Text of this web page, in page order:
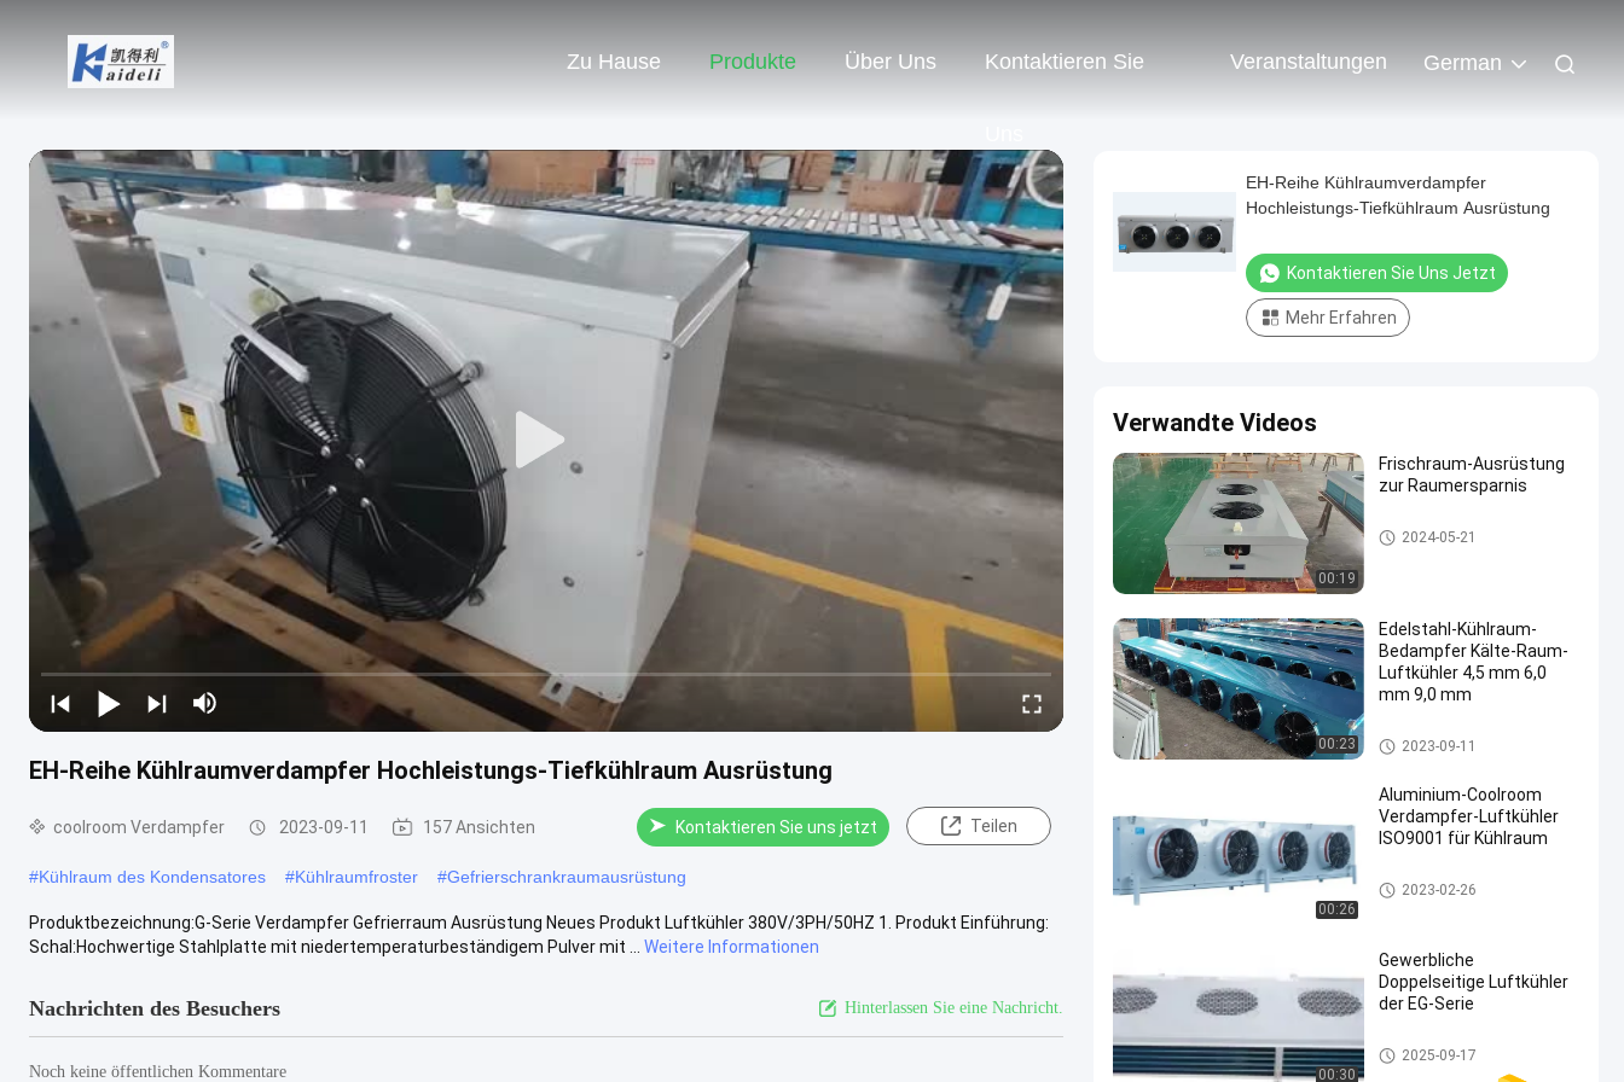
Zu Hause Produkte Über Uns Kontaktieren Sie Veranstaltungen German
EH-Reihe Kühlraumverdampfer Hochleistungs-Tiefkühlraum Ausrüstung
coolroom Verdampfer 2023-09-11 157 Ansichten Kontaktieren Sie uns jetzt Teilen
#Kühlraum des Kondensatores #Kühlraumfroster #Gefrierschrankraumausrüstung
Produktbezeichnung:G-Serie Verdampfer Gefrierraum Ausrüstung Neues Produkt Luftkühler 380V/3PH/50HZ 1. Produkt Einführung:
Schal:Hochwertige Stahlplatte mit niedertemperaturbeständigem Pulver mit ...
Weitere Informationen
Nachrichten des Besuchers Hinterlassen Sie eine Nachricht.
Noch keine öffentlichen Kommentare
EH-Reihe Kühlraumverdampfer
Hochleistungs-Tiefkühlraum Ausrüstung
Kontaktieren Sie Uns Jetzt
Mehr Erfahren
Verwandte Videos
00:19
Frischraum-Ausrüstung
zur Raumersparnis
coolroom Verdampfer
2024-05-21
00:23
Edelstahl-Kühlraum-
Bedampfer Kälte-Raum-
Luftkühler 4,5 mm 6,0
mm 9,0 mm
coolroom Verdampfer
2023-09-11
00:26
Aluminium-Coolroom
Verdampfer-Luftkühler
ISO9001 für Kühlraum
coolroom Verdampfer
2023-02-26
00:30
Gewerbliche
Doppelseitige Luftkühler
der EG-Serie
Kühlraumluftkühler
2025-09-17